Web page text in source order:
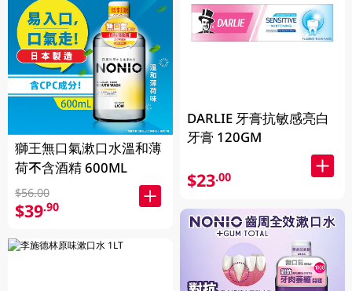
獅王無口氣漱口水溫和薄
荷不含酒精 600ML
$56.00
$39.90
DARLIE 牙膏抗敏感亮白
牙膏 120GM
$23.00